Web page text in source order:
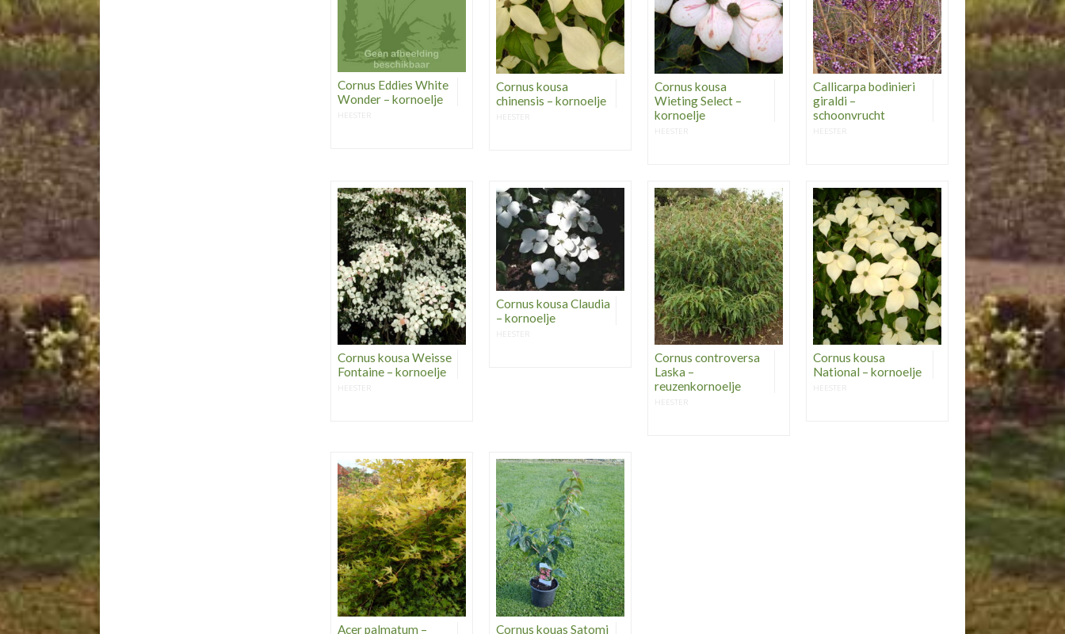
Cornus Eddies White
Wonder – kornoelje
HEESTER
Cornus kousa
chinensis – kornoelje
HEESTER
Cornus kousa
Wieting Select –
kornoelje
HEESTER
Callicarpa bodinieri
giraldi –
schoonvrucht
HEESTER
Cornus kousa Weisse
Fontaine – kornoelje
HEESTER
Cornus kousa Claudia
– kornoelje
HEESTER
Cornus controversa
Laska –
reuzenkornoelje
HEESTER
Cornus kousa
National – kornoelje
HEESTER
Acer palmatum – Cornus kouas Satomi